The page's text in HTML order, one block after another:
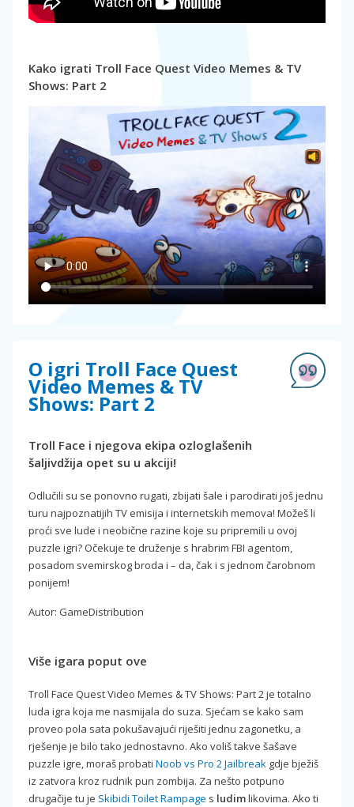
Kako igrati Troll Face Quest Video Memes & TV
Shows: Part 2
O igri Troll Face Quest
Video Memes & TV
Shows: Part 2
Troll Face i njegova ekipa ozloglašenih
šaljivdžija opet su u akciji!
Odlučili su se ponovno rugati, zbijati šale i parodirati još jednu
turu najpoznatijih TV emisija i internetskih memova! Možeš li
proći sve lude i neobične razine koje su pripremili u ovoj
puzzle igri? Očekuje te druženje s hrabrim FBI agentom,
posadom svemirskog broda i – da, čak i s jednom čarobnom
ponijem!
Autor: GameDistribution
Više igara poput ove
Troll Face Quest Video Memes & TV Shows: Part 2 je totalno
luda igra koja me nasmijala do suza. Sjećam se kako sam
proveo pola sata pokušavajući riješiti jednu zagonetku, a
rješenje je bilo tako jednostavno. Ako voliš takve šašave
puzzle igre, moraš probati Noob vs Pro 2 Jailbreak gdje bježiš
iz zatvora kroz rudnik pun zombija. Za nešto potpuno
drugačije tu je Skibidi Toilet Rampage s ludimlikovima. Ako ti